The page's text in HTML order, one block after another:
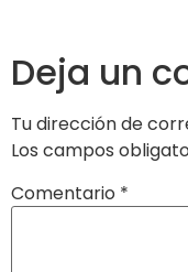
Deja un
Tu dirección de
Los campos
Comentario *